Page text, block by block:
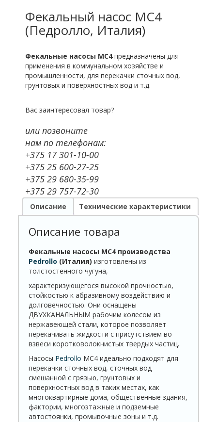
Фекальный насос MC4
(Педролло, Италия)
Фекальные насосы MC4предназначены для
применения в коммунальном хозяйстве и
промышленности, для перекачки сточных вод,
грунтовых и поверхностных вод и т.д.
Вас заинтересовал товар?
или позвоните
нам по телефонам:
+375 17 301-10-00
+375 25 600-27-25
+375 29 680-35-99
+375 29 757-72-30
Описание Технические характеристики
Описание товара
Фекальные насосы MC4 производства
Pedrollo (Италия)изготовлены из
толстостенного чугуна,
характеризующегося высокой прочностью,
стойкостью к абразивному воздействию и
долговечностью. Они оснащены
ДВУХКАНАЛЬНЫМ рабочим колесом из
нержавеющей стали, которое позволяет
перекачивать жидкости с присутствием во
взвеси коротковолокнистых твердых частиц.
Насосы Pedrollo MC4 идеально подходят для
перекачки сточных вод, сточных вод
смешанной с грязью, грунтовых и
поверхностных вод в таких местах, как
многоквартирные дома, общественные здания,
фактории, многоэтажные и подземные
автостоянки, промывочные зоны и т.д.